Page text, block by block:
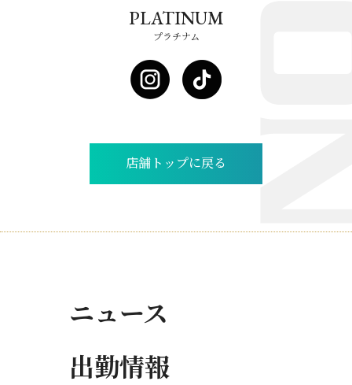
PLATINUM
プラチナム
店舗トップに戻る
ニュース
出勤情報